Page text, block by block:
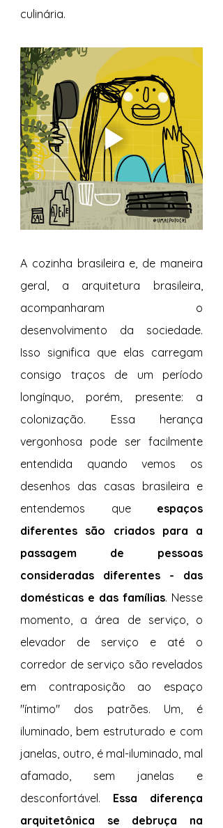
culinária.
A cozinha brasileira e, de maneira
geral, a arquitetura brasileira,
acompanharam o
desenvolvimento da sociedade.
Isso significa que elas carregam
consigo traços de um período
longínquo, porém, presente: a
colonização. Essa herança
vergonhosa pode ser facilmente
entendida quando vemos os
desenhos das casas brasileira e
entendemos que espaços
diferentes são criados para a
passagem de pessoas
consideradas diferentes - das
domésticas e das famílias. Nesse
momento, a área de serviço, o
elevador de serviço e até o
corredor de serviço são revelados
em contraposição ao espaço
"íntimo" dos patrões. Um, é
iluminado, bem estruturado e com
janelas, outro, é mal-iluminado, mal
afamado, sem janelas e
desconfortável. Essa diferença
arquitetônica se debruça na